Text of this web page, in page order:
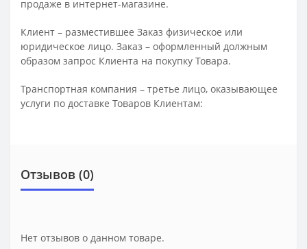
продаже в интернет-магазине.
Клиент – разместившее Заказ физическое или
юридическое лицо. Заказ – оформленный должным
образом запрос Клиента на покупку Товара.
Транспортная компания – третье лицо, оказывающее
услуги по доставке Товаров Клиентам:
Отзывов (0)
Нет отзывов о данном товаре.